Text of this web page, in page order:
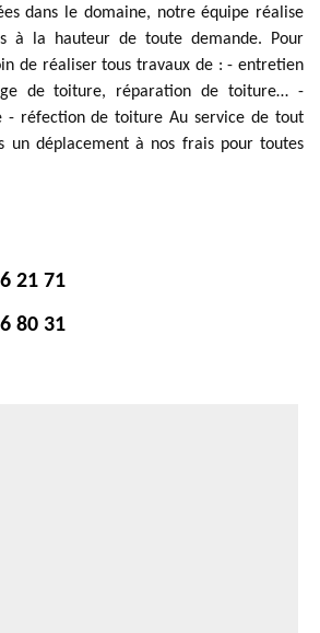
dans le domaine, notre équipe réalise
à la hauteur de toute demande. Pour
de réaliser tous travaux de : - entretien
de toiture, réparation de toiture… -
- réfection de toiture Au service de tout
un déplacement à nos frais pour toutes
21 71
80 31